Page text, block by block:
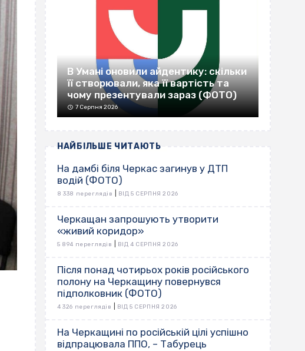
В Умані оновили айдентику: скільки
її створювали, яка її вартість та
чому презентували зараз (ФОТО)
7 Серпня 2026
НАЙБІЛЬШЕ ЧИТАЮТЬ
На дамбі біля Черкас загинув у ДТП
водій (ФОТО)
8 338 переглядів ВІД 5 СЕРПНЯ 2026
Черкащан запрошують утворити
«живий коридор»
5 894 переглядів ВІД 4 СЕРПНЯ 2026
Після понад чотирьох років російського
полону на Черкащину повернувся
підполковник (ФОТО)
4 326 переглядів ВІД 5 СЕРПНЯ 2026
На Черкащині по російській цілі успішно
відпрацювала ППО, – Табурець